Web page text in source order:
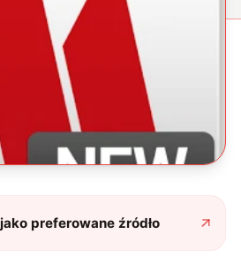
jako preferowane źródło